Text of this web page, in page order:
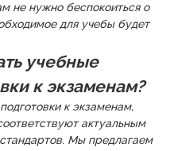
не нужно беспокоиться о
для учебы будет
учебные
к экзаменам?
к экзаменам,
актуальным
Мы предлагаем